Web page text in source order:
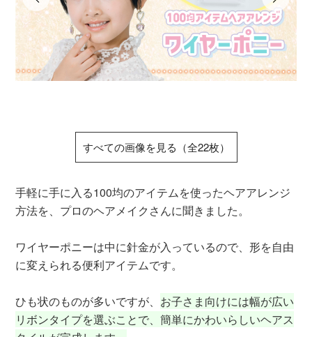
すべての画像を見る（全22枚）
手軽に手に入る100均のアイテムを使ったヘアアレンジ
方法を、プロのヘアメイクさんに聞きました。
ワイヤーポニーは中に針金が入っているので、形を自由
に変えられる便利アイテムです。
ひも状のものが多いですが、 お子さま向けには幅が広い
リボンタイプを選ぶことで、簡単にかわいらしいヘアス